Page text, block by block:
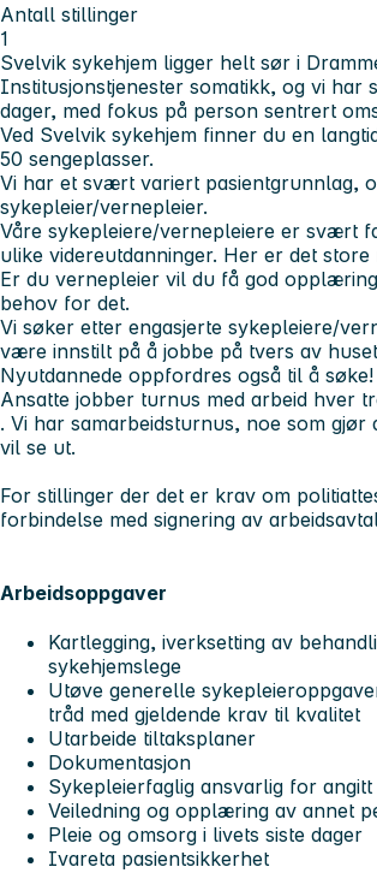
Antall stillinger
1
Svelvik sykehjem ligger helt sør i
Institusjonstjenester somatikk, og vi har
dager, med fokus på person sentrert
Ved Svelvik sykehjem finner du en
50 sengeplasser.
Vi har et svært variert pasientgrunnlag,
sykepleier/vernepleier.
Våre sykepleiere/vernepleiere er svært
ulike videreutdanninger. Her er det
Er du vernepleier vil du få god
behov for det.
Vi søker etter engasjerte sykepleiere/
være innstilt på å jobbe på tvers av
Nyutdannede oppfordres også til å
Ansatte jobber turnus med arbeid hver
. Vi har samarbeidsturnus, noe som
vil se ut.
For stillinger der det er krav om
forbindelse med signering av
Arbeidsoppgaver
Kartlegging, iverksetting av
sykehjemslege
Utøve generelle
tråd med gjeldende krav til kvalitet
Utarbeide tiltaksplaner
Dokumentasjon
Sykepleierfaglig ansvarlig for
Veiledning og opplæring av annet
Pleie og omsorg i livets siste dager
Ivareta pasientsikkerhet